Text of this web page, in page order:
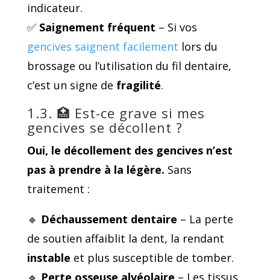
indicateur.
✅ Saignement fréquent – Si vos
gencives saignent facilement lors du
brossage ou l’utilisation du fil dentaire,
c’est un signe de fragilité.
1.3. 🏥 Est-ce grave si mes
gencives se décollent ?
Oui, le décollement des gencives n’est
pas à prendre à la légère. Sans
traitement :
🔹 Déchaussement dentaire – La perte
de soutien affaiblit la dent, la rendant
instable et plus susceptible de tomber.